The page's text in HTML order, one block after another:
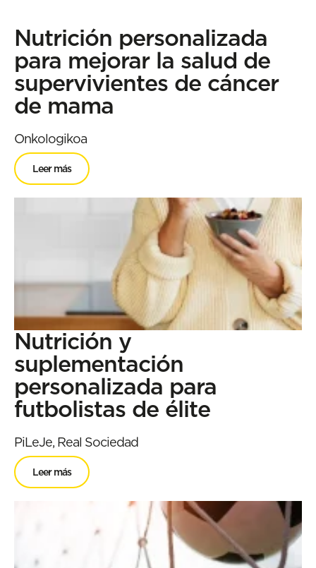
Nutrición personalizada
para mejorar la salud de
supervivientes de cáncer
de mama
Onkologikoa
Leer más
Nutrición y
suplementación
personalizada para
futbolistas de élite
PiLeJe, Real Sociedad
Leer más